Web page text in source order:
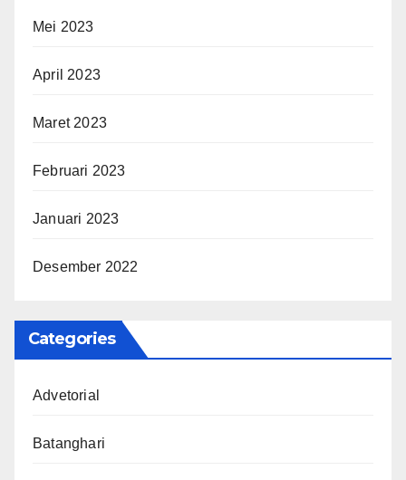
Mei 2023
April 2023
Maret 2023
Februari 2023
Januari 2023
Desember 2022
Categories
Advetorial
Batanghari